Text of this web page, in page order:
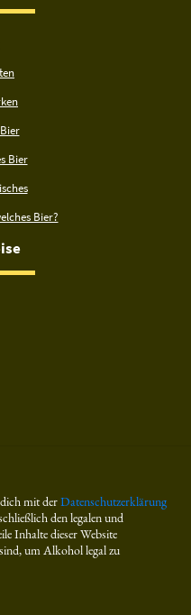
Bier
Bier?
mit derDatenschutzerklärung
den legalen und
Inhalte dieser Website
um Alkohol legal zu